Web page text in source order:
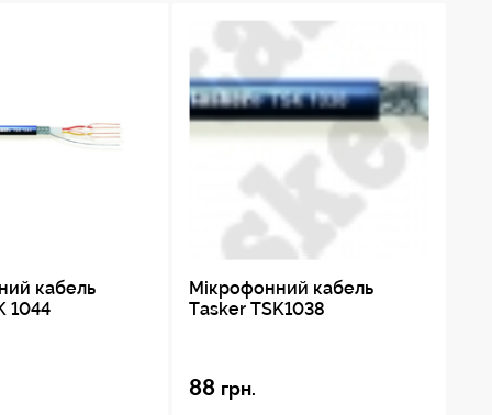
кабель
1044
Мікрофонний кабель
Tasker TSK1038
88 грн.